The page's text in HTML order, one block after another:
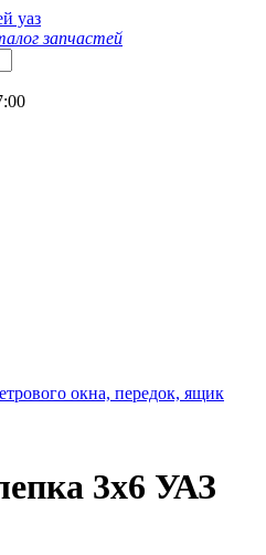
запчастей
окна, передок, ящик
3x6 УАЗ